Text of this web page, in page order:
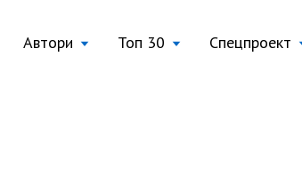
Автори Топ 30 Спецпроект